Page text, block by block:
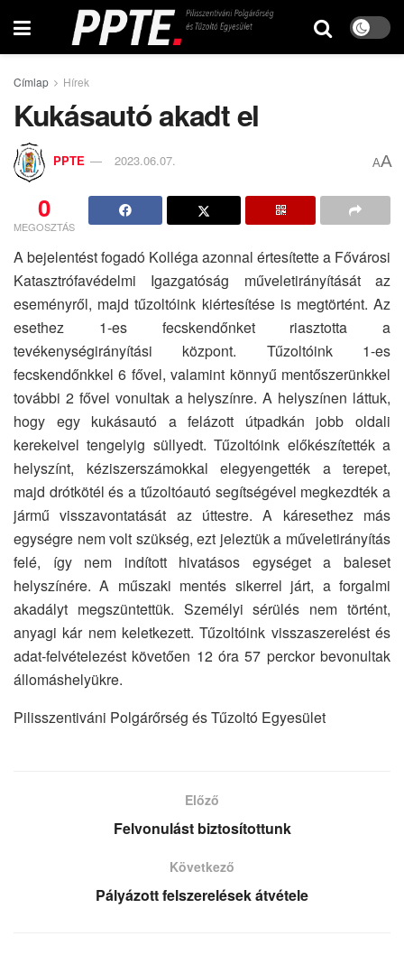
Címlap Hírek
Kukásautó akadt el
PPTE 2023.06.07. AA
0
MEGOSZTÁS
A bejelentést fogadó Kolléga azonnal értesítette a Fővárosi
Katasztrófavédelmi Igazgatóság műveletirányítását az
eseményről, majd tűzoltóink kiértesítése is megtörtént. Az
esethez 1-es fecskendőnket riasztotta a
tevékenységirányítási központ. Tűzoltóink 1-es
fecskendőnkkel 6 fővel, valamint könnyű mentőszerünkkel
további 2 fővel vonultak a helyszínre. A helyszínen láttuk,
hogy egy kukásautó a felázott útpadkán jobb oldali
kerekeivel tengelyig süllyedt. Tűzoltóink előkészítették a
helyszínt, kéziszerszámokkal elegyengették a terepet,
majd drótkötél és a tűzoltóautó segítségével megkezdték a
jármű visszavontatását az úttestre. A káresethez más
egységre nem volt szükség, ezt jeleztük a műveletirányítás
felé, így nem indított hivatásos egységet a baleset
helyszínére. A műszaki mentés sikerrel járt, a forgalmi
akadályt megszüntettük. Személyi sérülés nem történt,
anyagi kár nem keletkezett. Tűzoltóink visszaszerelést és
adat-felvételezést követően 12 óra 57 perckor bevonultak
állomáshelyükre.
Pilisszentiváni Polgárőrség és Tűzoltó Egyesület
Előző
Felvonulást biztosítottunk
Következő
Pályázott felszerelések átvétele